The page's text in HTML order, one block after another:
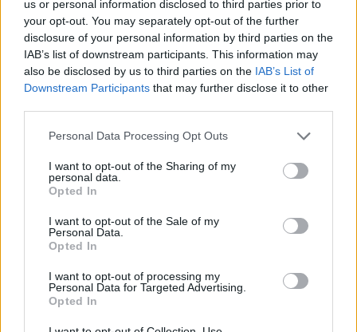
us or personal information disclosed to third parties prior to
your opt-out. You may separately opt-out of the further
disclosure of your personal information by third parties on the
IAB’s list of downstream participants. This information may
also be disclosed by us to third parties on the IAB’s List of
Downstream Participants that may further disclose it to other
Please note that this website/app uses one or more Google
not limited to your visit or usage behaviour. You may click to
grant or deny consent to Google and its third-party tags to
use your data for below specified purposes in below Google
consent section.
Personal Data Processing Opt Outs
I want to opt-out of the Sharing of my
personal data.
Opted In
I want to opt-out of the Sale of my
Personal Data.
Opted In
I want to opt-out of processing my
Personal Data for Targeted Advertising.
Opted In
kihívásokra vágyik, valószínűleg gyorsan továbbáll. Akik
viszont szeretnének egy kicsit kiszakadni a rohanásból,
és egy kellemesen ráérős élménnyel lazítani, azoknak a
Sophia the Traveler remek választás lehet.
SMASH by Meló-Diák: Homok, zene és a nyár legjobb
hangulata – Jön a második forduló! (X)
Július végén folytatódik a balatoni strandröplabda-
sorozat.
#sophia the traveler
Platformok: PC